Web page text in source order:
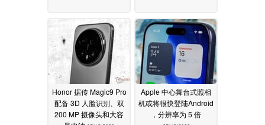
Honor 据传 Magic9 Pro
配备 3D 人脸识别、双
200 MP 摄像头和大容
Apple 中心舞台式照相
机或将很快登陆Android
，分辨率为 5 倍